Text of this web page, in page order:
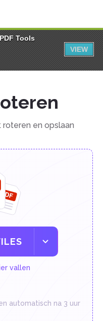
Tools
VIEW
en opslaan
vallen
automatisch na 3 uur